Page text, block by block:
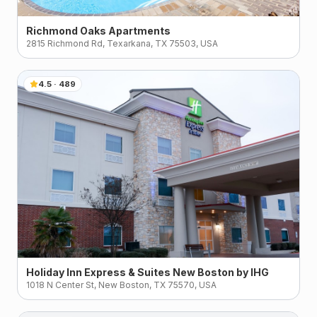
Richmond Oaks Apartments
2815 Richmond Rd, Texarkana, TX 75503, USA
4.5 · 489
Holiday Inn Express & Suites New Boston by IHG
1018 N Center St, New Boston, TX 75570, USA